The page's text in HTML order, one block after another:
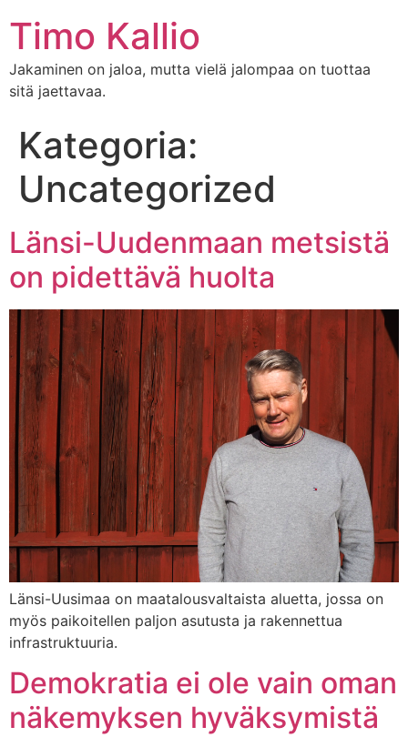
Timo Kallio
Jakaminen on jaloa, mutta vielä jalompaa on tuottaa
sitä jaettavaa.
Kategoria:
Uncategorized
Länsi-Uudenmaan metsistä
on pidettävä huolta
Länsi-Uusimaa on maatalousvaltaista aluetta, jossa on
myös paikoitellen paljon asutusta ja rakennettua
infrastruktuuria.
Demokratia ei ole vain oman
näkemyksen hyväksymistä